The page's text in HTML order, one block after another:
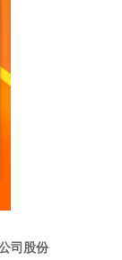
司股份